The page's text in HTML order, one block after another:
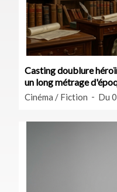
Casting doublure
un long métrage
Cinéma / Fiction Du